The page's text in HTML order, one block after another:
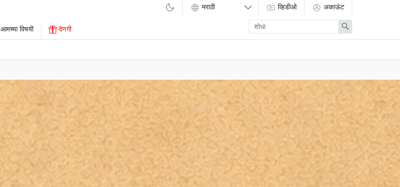
आमच्या विषयी देणगी
व्हिडीओ अकाऊंट
Enter
search
term
Search